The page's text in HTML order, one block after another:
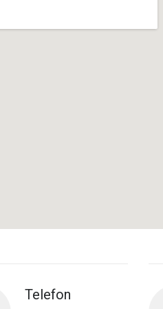
Telefon